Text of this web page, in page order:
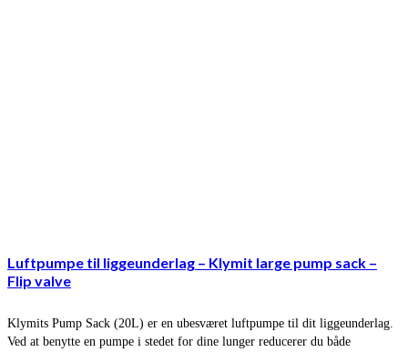
Luftpumpe til liggeunderlag – Klymit large pump sack –
Flip valve
Klymits Pump Sack (20L) er en ubesværet luftpumpe til dit liggeunderlag.
Ved at benytte en pumpe i stedet for dine lunger reducerer du både